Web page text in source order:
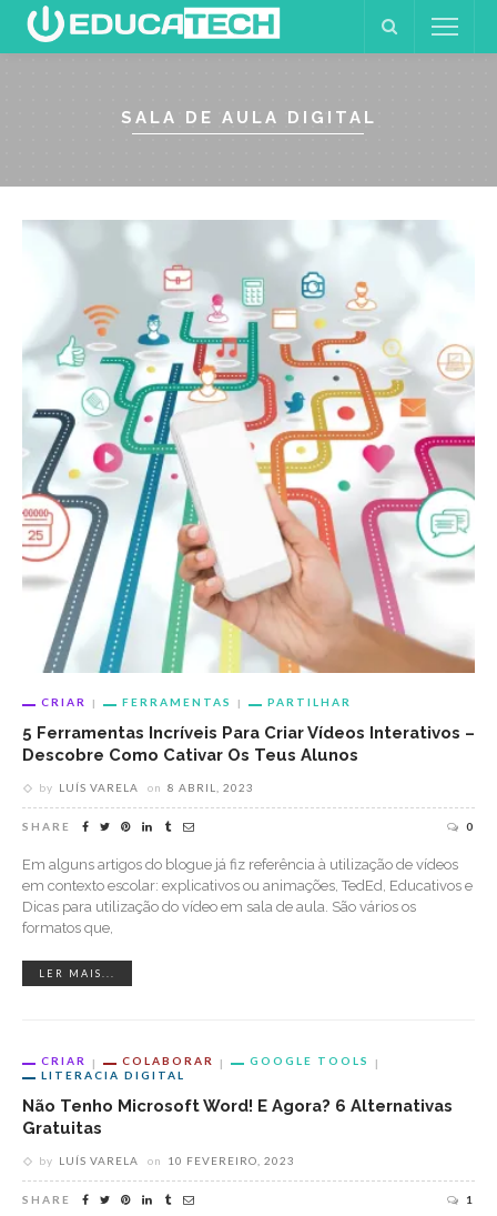
SALA DE AULA DIGITAL
CRIAR FERRAMENTAS PARTILHAR
5 Ferramentas Incríveis Para Criar Vídeos Interativos –
Descobre Como Cativar Os Teus Alunos
by LUÍS VARELA on 8 ABRIL, 2023
SHARE 0
Em alguns artigos do blogue já fiz referência à utilização de vídeos
em contexto escolar: explicativos ou animações, TedEd, Educativos e
Dicas para utilização do vídeo em sala de aula. São vários os
formatos que,
LER MAIS...
CRIAR COLABORAR
GOOGLE TOOLS
LITERACIA DIGITAL
Não Tenho Microsoft Word! E Agora? 6 Alternativas
Gratuitas
by LUÍS VARELA on 10 FEVEREIRO, 2023
SHARE 1